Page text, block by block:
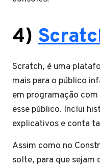
4)
Scratch, é uma
mais para o público
em programação
esse público. Inclui
explicativos e conta
Assim como no
solte, para que sejam